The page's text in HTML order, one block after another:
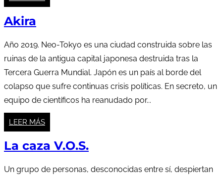
Akira
Año 2019. Neo-Tokyo es una ciudad construida sobre las
ruinas de la antigua capital japonesa destruida tras la
Tercera Guerra Mundial. Japón es un país al borde del
colapso que sufre continuas crisis políticas. En secreto, un
equipo de científicos ha reanudado por...
LEER MÁS
La caza V.O.S.
Un grupo de personas, desconocidas entre sí, despiertan